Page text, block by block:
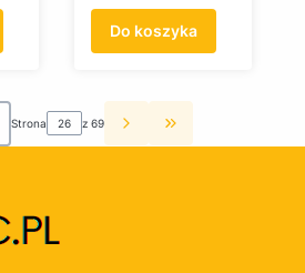
Do koszyka
pierwszej strony z produktami
Strona z 69 Przejdź do